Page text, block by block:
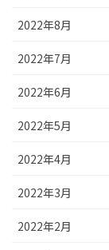
2022年8月
2022年7月
2022年6月
2022年5月
2022年4月
2022年3月
2022年2月